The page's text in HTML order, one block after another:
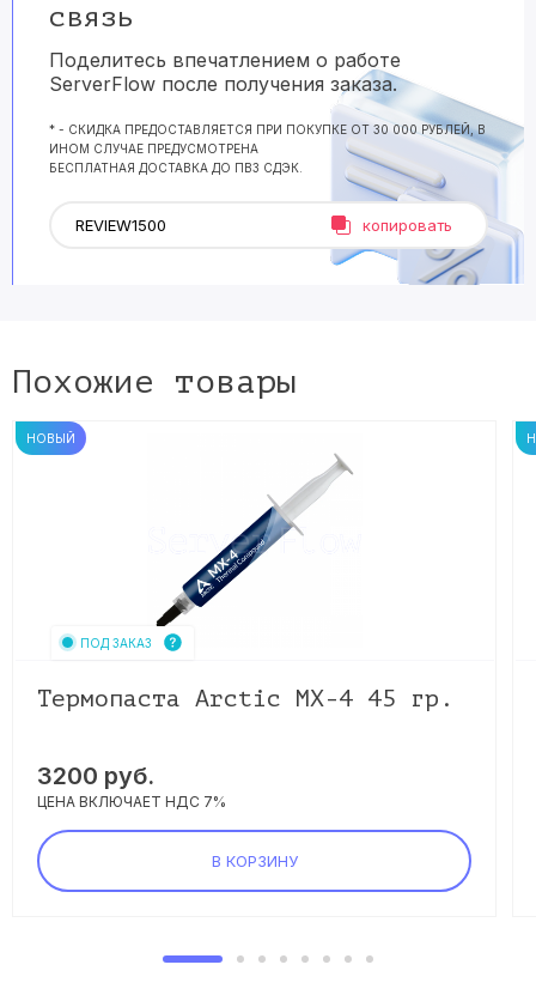
связь
Поделитесь впечатлением о работе
ServerFlow после получения заказа.
* - СКИДКА ПРЕДОСТАВЛЯЕТСЯ ПРИ ПОКУПКЕ ОТ 30 000 РУБЛЕЙ, В
ИНОМ СЛУЧАЕ ПРЕДУСМОТРЕНА
БЕСПЛАТНАЯ ДОСТАВКА ДО ПВЗ СДЭК.
копировать
Похожие товары
НОВЫЙ
ПОД ЗАКАЗ
Термопаста Arctic MX-4 45 гр.
3200 руб.
ЦЕНА ВКЛЮЧАЕТ НДС 7%
В КОРЗИНУ